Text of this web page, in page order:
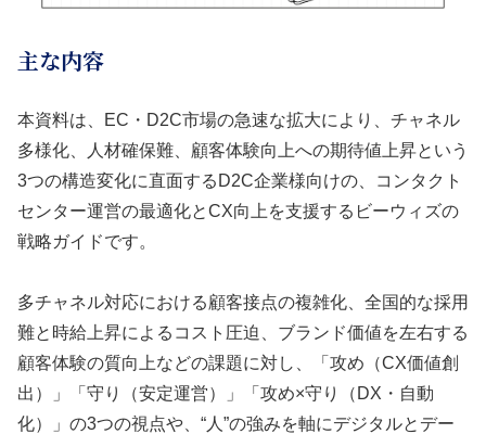
主な内容
本資料は、EC・D2C市場の急速な拡大により、チャネル
多様化、人材確保難、顧客体験向上への期待値上昇という
3つの構造変化に直面するD2C企業様向けの、コンタクト
センター運営の最適化とCX向上を支援するビーウィズの
戦略ガイドです。
多チャネル対応における顧客接点の複雑化、全国的な採用
難と時給上昇によるコスト圧迫、ブランド価値を左右する
顧客体験の質向上などの課題に対し、「攻め（CX価値創
出）」「守り（安定運営）」「攻め×守り（DX・自動
化）」の3つの視点や、“人”の強みを軸にデジタルとデー